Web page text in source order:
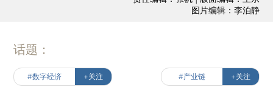
图片编辑：李泊静
话题：
#数字经济 +关注 #产业链 +关注